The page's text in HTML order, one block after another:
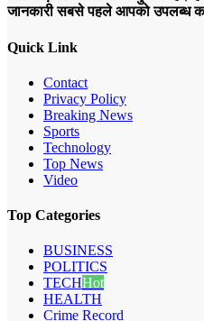
जानकारी सबसे पहले आपको उपलब्ध
Quick Link
Contact
Privacy Policy
Breaking News
Sports
Technology
Top News
Video
Top Categories
BUSINESS
POLITICS
TECHHot
HEALTH
Crime Record